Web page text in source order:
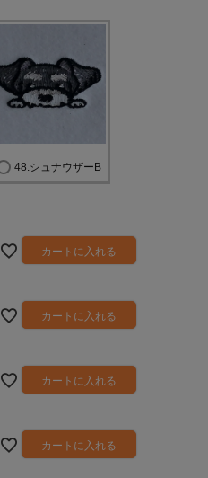
48.シュナウザーB
カートに入れる
カートに入れる
カートに入れる
カートに入れる